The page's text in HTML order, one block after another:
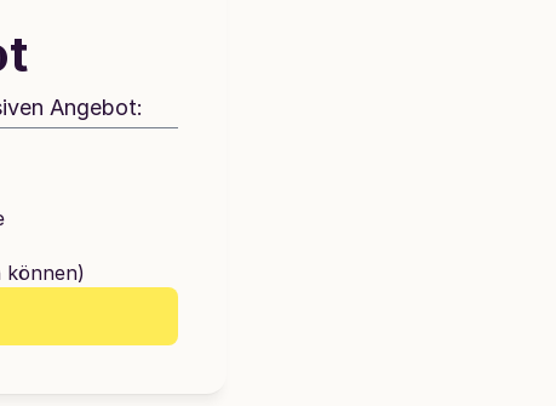
Angebot:
können)